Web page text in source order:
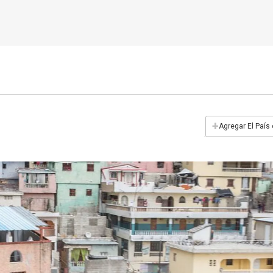
+Agregar El País